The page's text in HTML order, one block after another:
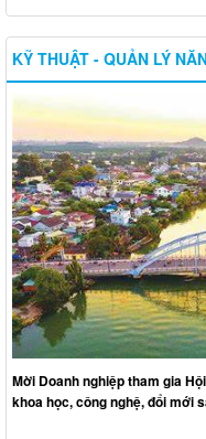
KỸ THUẬT - QUẢN LÝ
Mời Doanh nghiệp tham gia
khoa học, công nghệ, đổi mới